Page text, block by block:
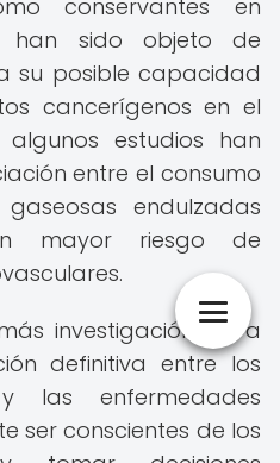
conservantes en
han sido objeto de
su posible capacidad
cancerígenos en el
algunos estudios han
entre el consumo
endulzadas
mayor riesgo de
investigación para
definitiva entre los
las enfermedades
ser conscientes de los